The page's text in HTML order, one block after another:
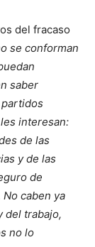
del fracaso
se conforman
saber
interesan:
de las
y de las
de
caben ya
del trabajo,
no lo